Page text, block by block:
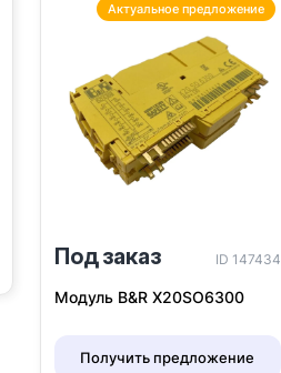
Актуальное предложение
Под заказ ID 147434
Модуль B&R X20SO6300
Получить предложение